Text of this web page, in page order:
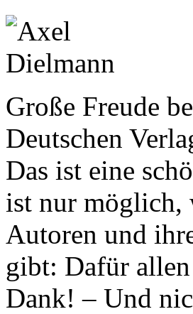
Große Freude
Deutschen
Das ist eine
ist nur möglich,
Autoren und
gibt: Dafür
Dank! – Und